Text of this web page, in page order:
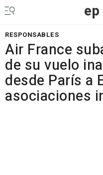
ep
RESPONSABLES
Air France
de su vuelo
desde París a
asociaciones